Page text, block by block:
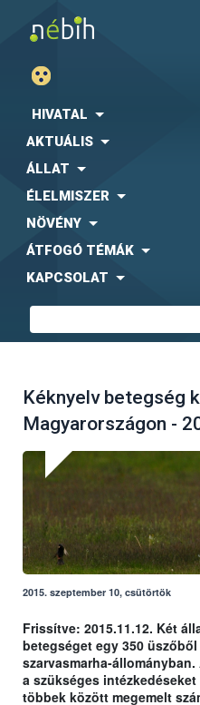
HIVATAL
AKTUÁLIS
ÁLLAT
ÉLELMISZER
NÖVÉNY
ÁTFOGÓ TÉMÁK
KAPCSOLAT
Kéknyelv betegség
Magyarországon -
2015. szeptember 10, csütörtök
Frissítve: 2015.11.12. Két
betegséget egy 350
szarvasmarha-
a szükséges
többek között megemelt